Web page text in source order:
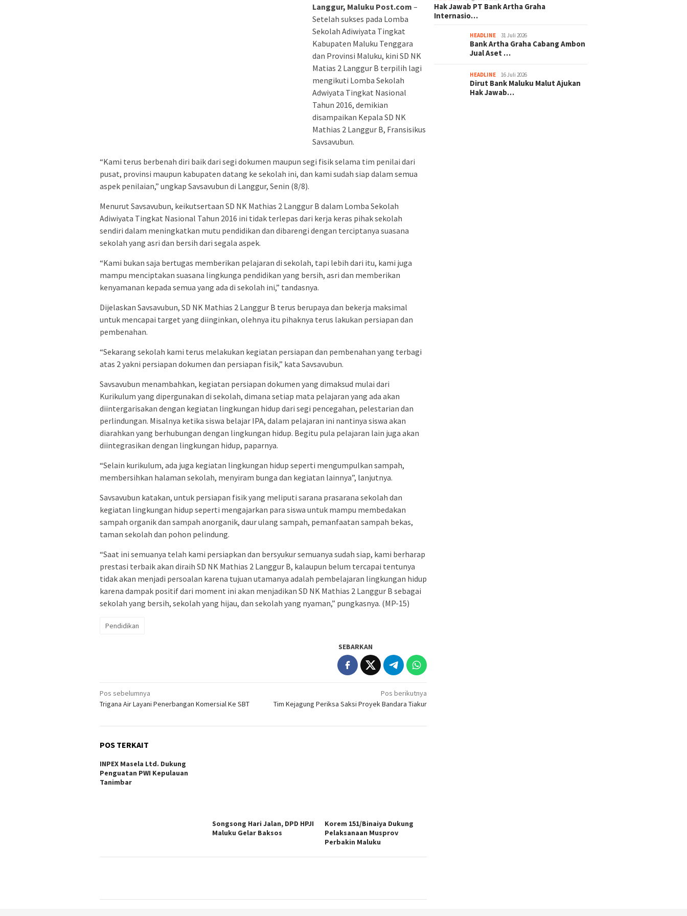
Langgur, Maluku Post.com –
Setelah sukses pada Lomba
Sekolah Adiwiyata Tingkat
Kabupaten Maluku Tenggara
dan Provinsi Maluku, kini SD NK
Matias 2 Langgur B terpilih lagi
mengikuti Lomba Sekolah
Adwiyata Tingkat Nasional
Tahun 2016, demikian
disampaikan Kepala SD NK
Mathias 2 Langgur B, Fransisikus
Savsavubun.
“Kami terus berbenah diri baik dari segi dokumen maupun segi fisik selama tim penilai dari
pusat, provinsi maupun kabupaten datang ke sekolah ini, dan kami sudah siap dalam semua
aspek penilaian,” ungkap Savsavubun di Langgur, Senin (8/8).
Menurut Savsavubun, keikutsertaan SD NK Mathias 2 Langgur B dalam Lomba Sekolah
Adiwiyata Tingkat Nasional Tahun 2016 ini tidak terlepas dari kerja keras pihak sekolah
sendiri dalam meningkatkan mutu pendidikan dan dibarengi dengan terciptanya suasana
sekolah yang asri dan bersih dari segala aspek.
“Kami bukan saja bertugas memberikan pelajaran di sekolah, tapi lebih dari itu, kami juga
mampu menciptakan suasana lingkunga pendidikan yang bersih, asri dan memberikan
kenyamanan kepada semua yang ada di sekolah ini,” tandasnya.
Dijelaskan Savsavubun, SD NK Mathias 2 Langgur B terus berupaya dan bekerja maksimal
untuk mencapai target yang diinginkan, olehnya itu pihaknya terus lakukan persiapan dan
pembenahan.
“Sekarang sekolah kami terus melakukan kegiatan persiapan dan pembenahan yang terbagi
atas 2 yakni persiapan dokumen dan persiapan fisik,” kata Savsavubun.
Savsavubun menambahkan, kegiatan persiapan dokumen yang dimaksud mulai dari
Kurikulum yang dipergunakan di sekolah, dimana setiap mata pelajaran yang ada akan
diintergarisakan dengan kegiatan lingkungan hidup dari segi pencegahan, pelestarian dan
perlindungan. Misalnya ketika siswa belajar IPA, dalam pelajaran ini nantinya siswa akan
diarahkan yang berhubungan dengan lingkungan hidup. Begitu pula pelajaran lain juga akan
diintegrasikan dengan lingkungan hidup, paparnya.
“Selain kurikulum, ada juga kegiatan lingkungan hidup seperti mengumpulkan sampah,
membersihkan halaman sekolah, menyiram bunga dan kegiatan lainnya”, lanjutnya.
Savsavubun katakan, untuk persiapan fisik yang meliputi sarana prasarana sekolah dan
kegiatan lingkungan hidup seperti mengajarkan para siswa untuk mampu membedakan
sampah organik dan sampah anorganik, daur ulang sampah, pemanfaatan sampah bekas,
taman sekolah dan pohon pelindung.
“Saat ini semuanya telah kami persiapkan dan bersyukur semuanya sudah siap, kami berharap
prestasi terbaik akan diraih SD NK Mathias 2 Langgur B, kalaupun belum tercapai tentunya
tidak akan menjadi persoalan karena tujuan utamanya adalah pembelajaran lingkungan hidup
karena dampak positif dari moment ini akan menjadikan SD NK Mathias 2 Langgur B sebagai
sekolah yang bersih, sekolah yang hijau, dan sekolah yang nyaman,” pungkasnya. (MP-15)
Pendidikan
SEBARKAN
Navigasi
pos
Pos sebelumnya
Trigana Air Layani Penerbangan Komersial Ke SBT
Pos berikutnya
Tim Kejagung Periksa Saksi Proyek Bandara Tiakur
POS TERKAIT
INPEX Masela Ltd. Dukung
Penguatan PWI Kepulauan
Tanimbar
Songsong Hari Jalan, DPD HPJI
Maluku Gelar Baksos
Korem 151/Binaiya Dukung
Pelaksanaan Musprov
Perbakin Maluku
Hak Jawab PT Bank Artha Graha
Internasio…
HEADLINE 31 Juli 2026
Bank Artha Graha Cabang Ambon
Jual Aset …
HEADLINE 16 Juli 2026
Dirut Bank Maluku Malut Ajukan
Hak Jawab…